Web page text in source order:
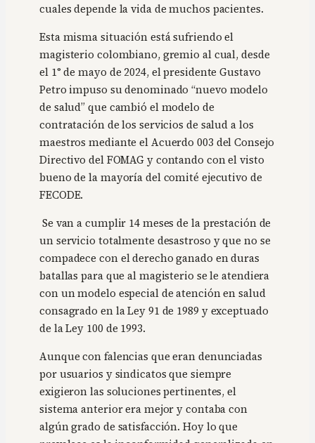
cuales depende la vida de muchos pacientes.
Esta misma situación está sufriendo el
magisterio colombiano, gremio al cual, desde
el 1° de mayo de 2024, el presidente Gustavo
Petro impuso su denominado “nuevo modelo
de salud” que cambió el modelo de
contratación de los servicios de salud a los
maestros mediante el Acuerdo 003 del Consejo
Directivo del FOMAG y contando con el visto
bueno de la mayoría del comité ejecutivo de
FECODE.
Se van a cumplir 14 meses de la prestación de
un servicio totalmente desastroso y que no se
compadece con el derecho ganado en duras
batallas para que al magisterio se le atendiera
con un modelo especial de atención en salud
consagrado en la Ley 91 de 1989 y exceptuado
de la Ley 100 de 1993.
Aunque con falencias que eran denunciadas
por usuarios y sindicatos que siempre
exigieron las soluciones pertinentes, el
sistema anterior era mejor y contaba con
algún grado de satisfacción. Hoy lo que